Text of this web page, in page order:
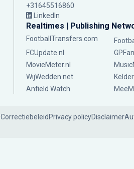
+31645516860
LinkedIn
Realtimes | Publishing
FootballTransfers.com
FCUpdate.nl
MovieMeter.nl
WijWedden.net
Anfield Watch
Correctiebeleid Privacy policyDisclaimer